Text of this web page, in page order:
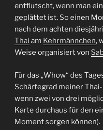
entflutscht, wenn man
geplättet ist. So einen
nach dem achten
Thai am Kehrmännchen,
Weise organisiert von
Für das „Whow“ des
Schärfegrad meiner
wenn zwei von drei
Karte durchaus für den
Moment sorgen können).